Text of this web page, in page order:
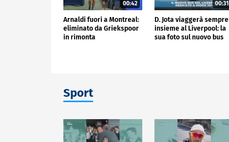
00:42
Arnaldi fuori a Montreal:
eliminato da Griekspoor
in rimonta
00:31
D. Jota viaggerà sempre
insieme al Liverpool: la
sua foto sul nuovo bus
Sport